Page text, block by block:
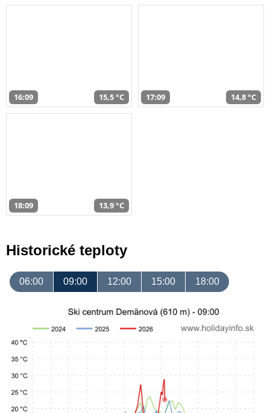
16:09 15,5 °C 17:09 14,8 °C
18:09 13,9 °C
Historické teploty
06:00 09:00 12:00 15:00 18:00